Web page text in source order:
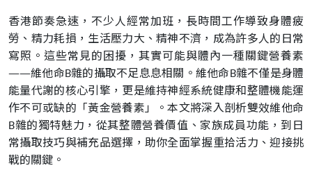
香港節奏急速，不少人經常加班，長時間工作導致身體疲
勞、精力耗損，生活壓力大、精神不濟，成為許多人的日常
寫照。這些常見的困擾，其實可能與體內一種關鍵營養素
——維他命B雜的攝取不足息息相關。維他命B雜不僅是身體
能量代謝的核心引擎，更是維持神經系統健康和整體機能運
作不可或缺的「黃金營養素」。本文將深入剖析雙效維他命
B雜的獨特魅力，從其整體營養價值、家族成員功能，到日
常攝取技巧與補充品選擇，助你全面掌握重拾活力、迎接挑
戰的關鍵。